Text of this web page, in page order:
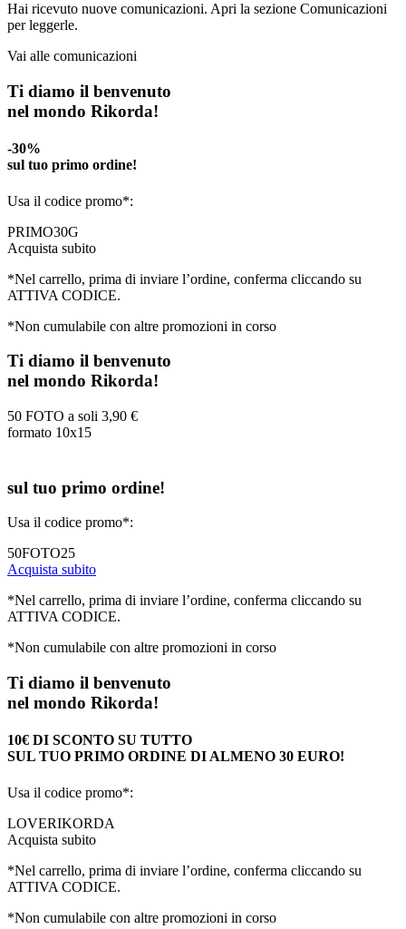
Hai ricevuto nuove comunicazioni. Apri la sezione Comunicazioni
per leggerle.
Vai alle comunicazioni
Ti diamo il benvenuto
nel mondo Rikorda!
-30%
sul tuo primo ordine!
Usa il codice promo*:
PRIMO30G
Acquista subito
*Nel carrello, prima di inviare l’ordine, conferma cliccando su
ATTIVA CODICE.
*Non cumulabile con altre promozioni in corso
Ti diamo il benvenuto
nel mondo Rikorda!
50 FOTO a soli 3,90 €
formato 10x15
sul tuo primo ordine!
Usa il codice promo*:
50FOTO25
Acquista subito
*Nel carrello, prima di inviare l’ordine, conferma cliccando su
ATTIVA CODICE.
*Non cumulabile con altre promozioni in corso
Ti diamo il benvenuto
nel mondo Rikorda!
10€ DI SCONTO SU TUTTO
SUL TUO PRIMO ORDINE DI ALMENO 30 EURO!
Usa il codice promo*:
LOVERIKORDA
Acquista subito
*Nel carrello, prima di inviare l’ordine, conferma cliccando su
ATTIVA CODICE.
*Non cumulabile con altre promozioni in corso